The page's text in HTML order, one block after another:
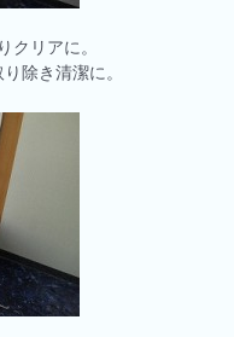
リアに。
除き清潔に。